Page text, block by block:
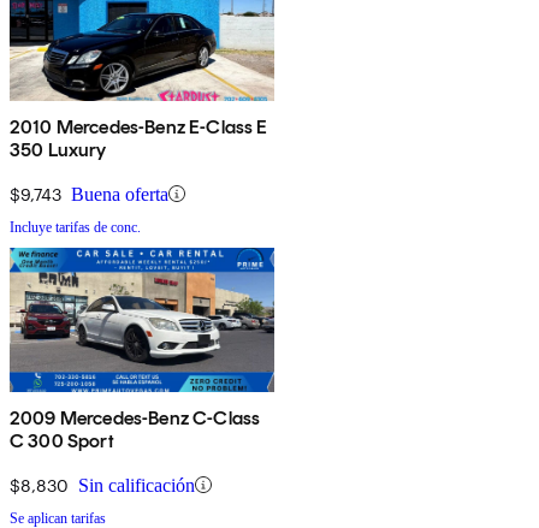
2010 Mercedes-Benz E-Class E
350 Luxury
$9,743 Buena oferta
Incluye tarifas de conc.
2009 Mercedes-Benz C-Class
C 300 Sport
$8,830 Sin calificación
Se aplican tarifas